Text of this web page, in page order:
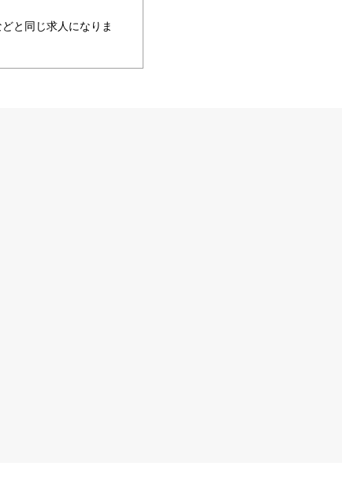
と同じ求人になりま